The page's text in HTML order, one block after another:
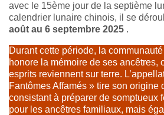
avec le 15ème jour de la septième
calendrier lunaire chinois, il se
août au 6 septembre 2025 .
Durant cette période, la
honore la mémoire de ses ancêtres,
esprits reviennent sur terre.
Fantômes Affamés » tire son origine
consistant à préparer de somptueux
pour les ancêtres familiaux, mais